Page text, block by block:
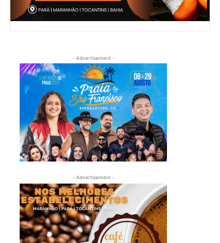
- Advertisement -
- Advertisement -